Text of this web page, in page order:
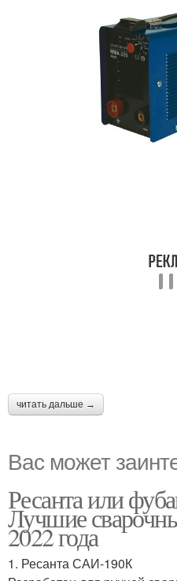
читать дальше →
Вас может
Ресанта или
Лучшие
2022 года
1. Ресанта САИ-190К